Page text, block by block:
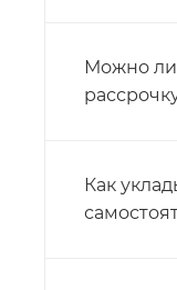
Можно ли
Как